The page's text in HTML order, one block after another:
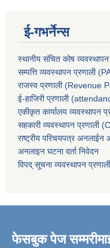
ई-गभर्नेन्स
स्थानीय संचित कोष
सम्पत्ति व्यवस्थापन प्रणाली
राजस्व प्रणाली (Revenue
ई-हाजिरी प्रणाली
एकीकृत कार्यालय व्यवस्थापन
सहकारी व्यवस्थापन प्रणाली
राष्ट्रीय परिचयपत्र
अनलाइन घटना दर्ता निवेदन
विपद् सूचना व्यवस्थापन प्रणाली
फेसबुक पेज